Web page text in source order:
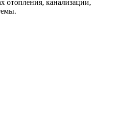
отопления, канализации,